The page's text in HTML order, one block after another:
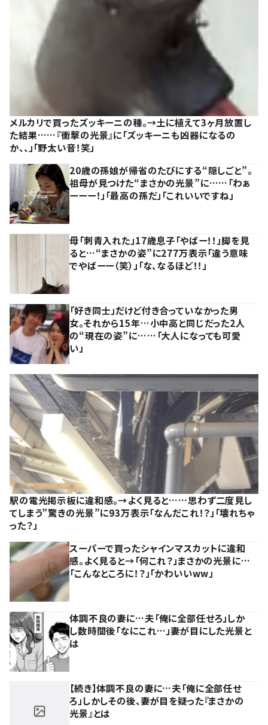
メルカリで買ったズッキーニの種。→土に植えて3ヶ月放置し
た結果……『衝撃の光景』に「ズッキーニも凶器になるの
か、、」「野太い音！笑」
20歳の孫娘が帰省のたびにする“隠しごと”。
祖母が見つけた“まさかの光景”に……「わぁ
ーーー！」「最高の孫だ」「これいいですね」
母「刺青入れた」17歳息子「やばー！！」脚を見
ると…“まさかの姿”に277万表示「違う意味
でやばーー（笑）」「な、なるほど！！」
「好き同士」だけど付き合っていなかった男
女。それから15年…小中高と同じだった2人
の“現在の姿”に……「大人になっても可愛
い」
駅の電光掲示板に違和感。→よく見ると……思わず二度見し
てしまう”驚きの光景”に93万表示「なんだこれ！？」「壊れちゃ
った？」
スーパーで買ったシャインマスカットに違和
感。よく見ると→「何これ？」まさかの光景に…
「こんなところに！？」「かわいいww」
体調不良の妻に…夫「俺に全部任せろ」しか
し数時間後「なにこれ…」妻が目にした光景と
は
【続き】体調不良の妻に…夫「俺に全部任せ
ろ」しかしその後、妻が目を疑った『まさかの
光景』とは